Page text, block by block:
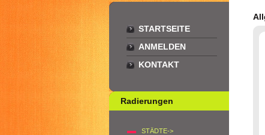
STARTSEITE
ANMELDEN
KONTAKT
Radierungen
STÄDTE->